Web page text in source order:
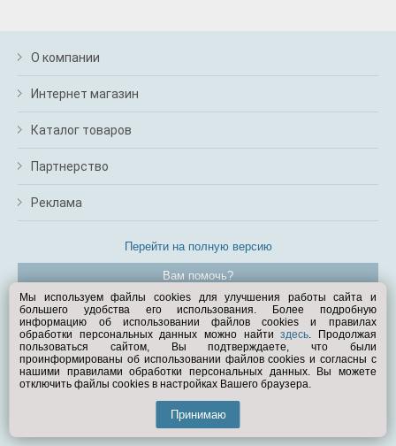
О компании
Интернет магазин
Каталог товаров
Партнерство
Реклама
Перейти на полную версию
Вам помочь?
© Exist.ru 1998—2026
Мы используем файлы cookies для улучшения работы сайта и
большего удобства его использования. Более подробную
информацию об использовании файлов cookies и правилах
обработки персональных данных можно найтиздесь. Продолжая
пользоваться сайтом, Вы подтверждаете, что были
проинформированы об использовании файлов cookies и согласны с
нашими правилами обработки персональных данных. Вы можете
отключить файлы cookies в настройках Вашего браузера.
Принимаю